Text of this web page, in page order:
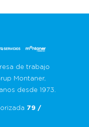
de trabajo
Montaner,
desde 1973.
79 /